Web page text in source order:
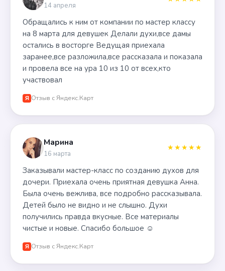
14 апреля
Обращались к ним от компании по мастер классу
на 8 марта для девушек Делали духи,все дамы
остались в восторге Ведущая приехала
заранее,все разложила,все рассказала и показала
и провела все на ура 10 из 10 от всех,кто
участвовал
Я Отзыв с Яндекс.Карт
Марина
16 марта
★★★★★
Заказывали мастер-класс по созданию духов для
дочери. Приехала очень приятная девушка Анна.
Была очень вежлива, все подробно рассказывала.
Детей было не видно и не слышно. Духи
получились правда вкусные. Все материалы
чистые и новые. Спасибо большое ☺️
Я Отзыв с Яндекс.Карт